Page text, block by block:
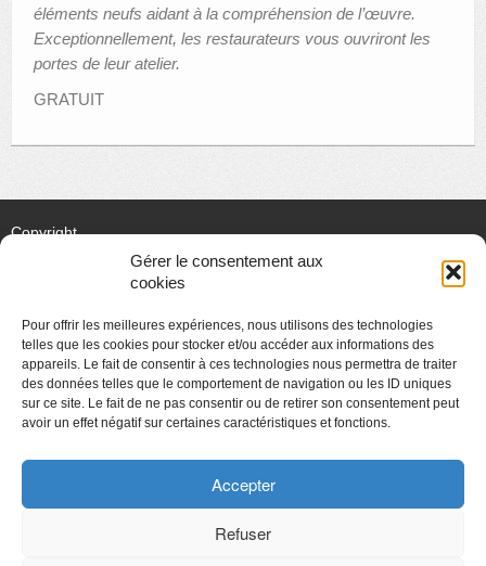
Gérer le consentement aux
cookies
Pour offrir les meilleures expériences, nous utilisons des technologies
telles que les cookies pour stocker et/ou accéder aux informations des
appareils. Le fait de consentir à ces technologies nous permettra de traiter
des données telles que le comportement de navigation ou les ID uniques
sur ce site. Le fait de ne pas consentir ou de retirer son consentement peut
avoir un effet négatif sur certaines caractéristiques et fonctions.
Accepter
Refuser
éléments neufs aidant à la compréhension de l’œuvre.
Exceptionnellement, les restaurateurs vous ouvriront les
portes de leur atelier.
GRATUIT
Copyright
Politique de confidentialité
CyberChimps ©2026